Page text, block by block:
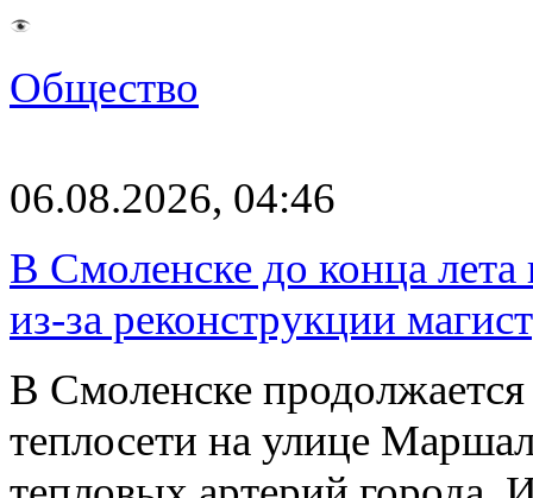
Общество
06.08.2026, 04:46
В Смоленске до конца
из-за реконструкции
В Смоленске
теплосети на улице